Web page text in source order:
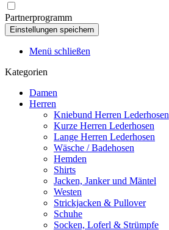
Partnerprogramm
Menü schließen
Kategorien
Damen
Herren
Kniebund Herren Lederhosen
Kurze Herren Lederhosen
Lange Herren Lederhosen
Wäsche / Badehosen
Hemden
Shirts
Jacken, Janker und Mäntel
Westen
Strickjacken & Pullover
Schuhe
Socken, Loferl & Strümpfe